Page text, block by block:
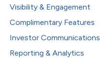
Visibility & Engagement
Complimentary Features
Investor Communications
Reporting & Analytics